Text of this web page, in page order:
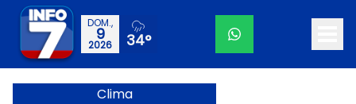
DOM.,
9
2026 34°
Clima